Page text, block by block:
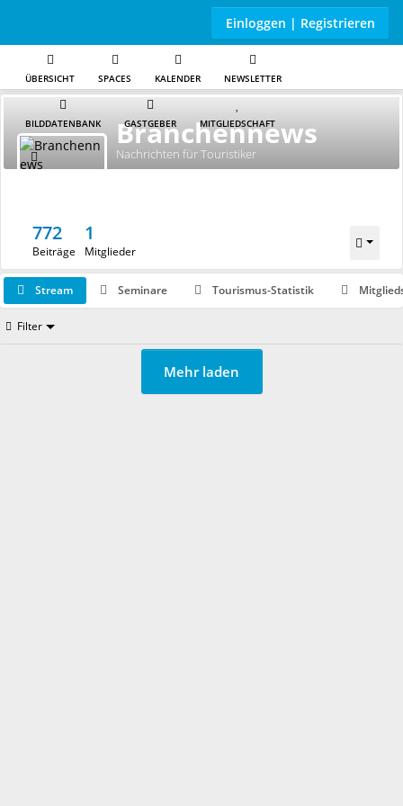
Skip to main content
Einloggen | Registrieren
ÜBERSICHT SPACES KALENDER NEWSLETTER
BILDDATENBANK GASTGEBER MITGLIEDSCHAFT
Branchennews
Nachrichten für Touristiker
772
Beiträge
1
Mitglieder
Stream Seminare Tourismus-Statistik
Filter
Mehr laden